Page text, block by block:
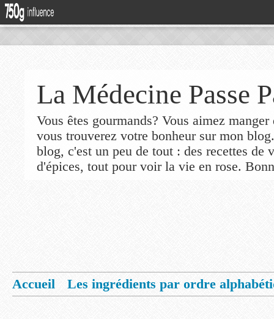
La Médecine Passe
Vous êtes gourmands? Vous aimez
vous trouverez votre bonheur sur mon
blog, c'est un peu de tout : des recettes de
d'épices, tout pour voir la vie en rose.
Accueil
Les ingrédients par ordre